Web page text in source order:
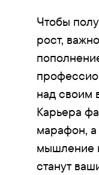
Чтобы
рост,
над своим
Карьера
марафон, а
мышление
станут